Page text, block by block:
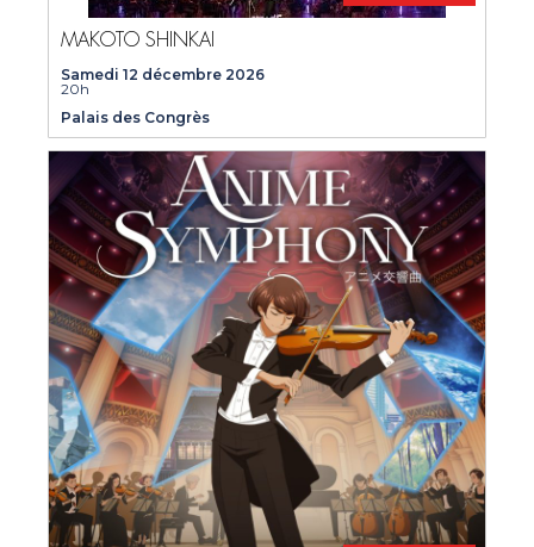
MAKOTO SHINKAI
Samedi 12 décembre 2026
20h
Palais des Congrès